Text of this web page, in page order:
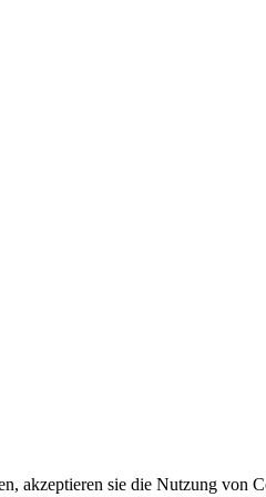
akzeptieren sie die Nutzung von